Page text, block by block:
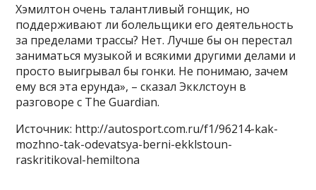
Хэмилтон очень талантливый гонщик, но
поддерживают ли болельщики его деятельность
за пределами трассы? Нет. Лучше бы он перестал
заниматься музыкой и всякими другими делами и
просто выигрывал бы гонки. Не понимаю, зачем
ему вся эта ерунда», – сказал Экклстоун в
разговоре с The Guardian.
Источник: http://autosport.com.ru/f1/96214-kak-
mozhno-tak-odevatsya-berni-ekklstoun-
raskritikoval-hemiltona